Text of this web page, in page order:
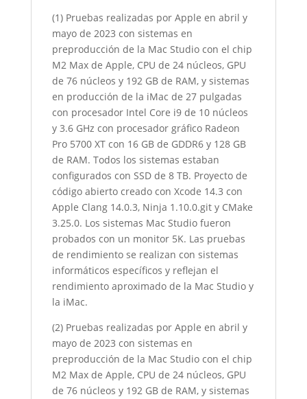
(1) Pruebas realizadas por Apple en abril y
mayo de 2023 con sistemas en
preproducción de la Mac Studio con el chip
M2 Max de Apple, CPU de 24 núcleos, GPU
de 76 núcleos y 192 GB de RAM, y sistemas
en producción de la iMac de 27 pulgadas
con procesador Intel Core i9 de 10 núcleos
y 3.6 GHz con procesador gráfico Radeon
Pro 5700 XT con 16 GB de GDDR6 y 128 GB
de RAM. Todos los sistemas estaban
configurados con SSD de 8 TB. Proyecto de
código abierto creado con Xcode 14.3 con
Apple Clang 14.0.3, Ninja 1.10.0.git y CMake
3.25.0. Los sistemas Mac Studio fueron
probados con un monitor 5K. Las pruebas
de rendimiento se realizan con sistemas
informáticos específicos y reflejan el
rendimiento aproximado de la Mac Studio y
la iMac.
(2) Pruebas realizadas por Apple en abril y
mayo de 2023 con sistemas en
preproducción de la Mac Studio con el chip
M2 Max de Apple, CPU de 24 núcleos, GPU
de 76 núcleos y 192 GB de RAM, y sistemas